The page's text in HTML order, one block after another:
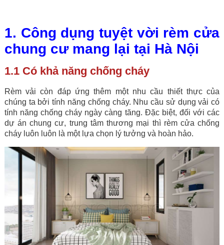
1. Công dụng tuyệt vời rèm cửa
chung cư mang lại tại Hà Nội
1.1 Có khả năng chống cháy
Rèm vải còn đáp ứng thêm một nhu cầu thiết thực của
chúng ta bởi tính năng chống cháy. Nhu cầu sử dụng vải có
tính năng chống cháy ngày càng tăng. Đặc biệt, đối với các
dự án chung cư, trung tâm thương mại thì rèm cửa chống
cháy luôn luôn là một lựa chọn lý tưởng và hoàn hảo.